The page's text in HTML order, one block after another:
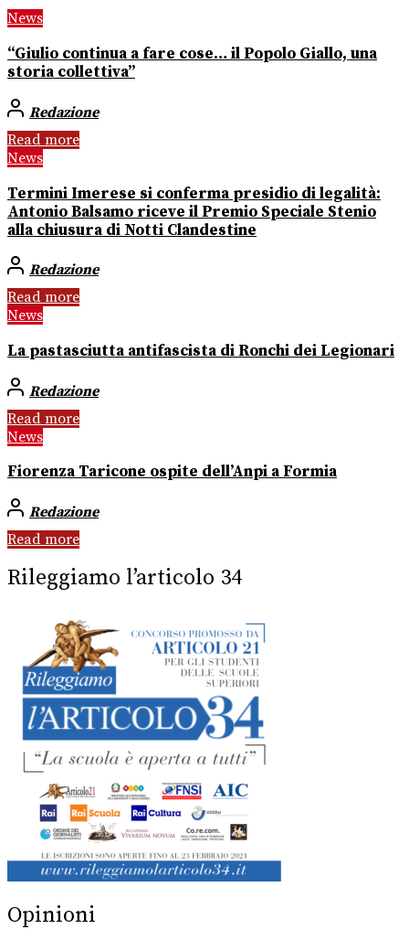
News
“Giulio continua a fare cose… il Popolo Giallo, una
storia collettiva”
Redazione
Read more
News
Termini Imerese si conferma presidio di legalità:
Antonio Balsamo riceve il Premio Speciale Stenio
alla chiusura di Notti Clandestine
Redazione
Read more
News
La pastasciutta antifascista di Ronchi dei Legionari
Redazione
Read more
News
Fiorenza Taricone ospite dell’Anpi a Formia
Redazione
Read more
Rileggiamo l’articolo 34
Opinioni